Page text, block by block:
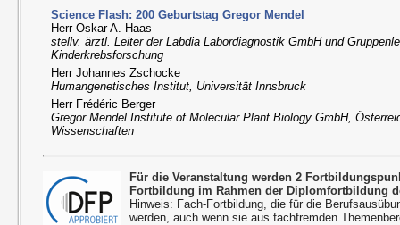
Science Flash: 200 Geburtstag Gregor Mendel
Herr Oskar A. Haas
stellv. ärztl. Leiter der Labdia Labordiagnostik GmbH und
Kinderkrebsforschung
Herr Johannes Zschocke
Humangenetisches Institut, Universität Innsbruck
Herr Frédéric Berger
Gregor Mendel Institute of Molecular Plant Biology GmbH,
Wissenschaften
Für die Veranstaltung werden 2
Fortbildung im Rahmen der Diplomfortbildung
Hinweis: Fach-Fortbildung, die für die
werden, auch wenn sie aus fachfremden